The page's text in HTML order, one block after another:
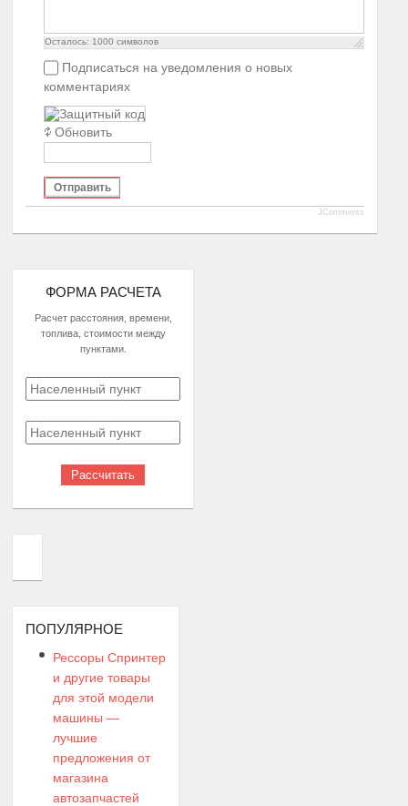
Осталось: 1000 символов
Подписаться на уведомления о новых
комментариях
Обновить
Отправить
JComments
ФОРМА РАСЧЕТА
Расчет расстояния, времени,
топлива, стоимости между
пунктами.
ПОПУЛЯРНОЕ
Рессоры Спринтер
и другие товары
для этой модели
машины —
лучшие
предложения от
магазина
автозапчастей